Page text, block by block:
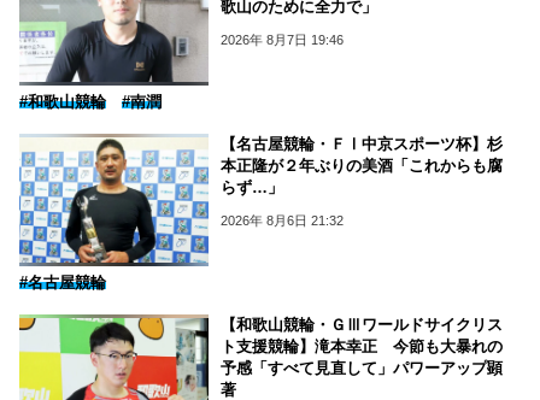
歌山のために全力で」
2026年 8月7日 19:46
#和歌山競輪 #南潤
【名古屋競輪・ＦⅠ中京スポーツ杯】杉
本正隆が２年ぶりの美酒「これからも腐
らず…」
2026年 8月6日 21:32
#名古屋競輪
【和歌山競輪・ＧⅢワールドサイクリス
ト支援競輪】滝本幸正 今節も大暴れの
予感「すべて見直して」パワーアップ顕
著